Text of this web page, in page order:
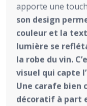
apporte une
son design
couleur et la
lumière se
la robe du vin.
visuel qui capte
Une carafe bien
décoratif à part